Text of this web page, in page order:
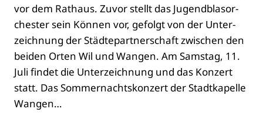
vor dem Rat­haus. Zuvor stellt das Jugend­blas­or­
ches­ter sein Kön­nen vor, gefolgt von der Unter­
zeich­nung der Städ­te­part­ner­schaft zwi­schen den
bei­den Orten Wil und Wan­gen. Am Sams­tag, 11.
Juli fin­det die Unter­zeich­nung und das Kon­zert
statt. Das Som­mer­nachts­kon­zert der Stadt­ka­pel­le
Wan­gen…